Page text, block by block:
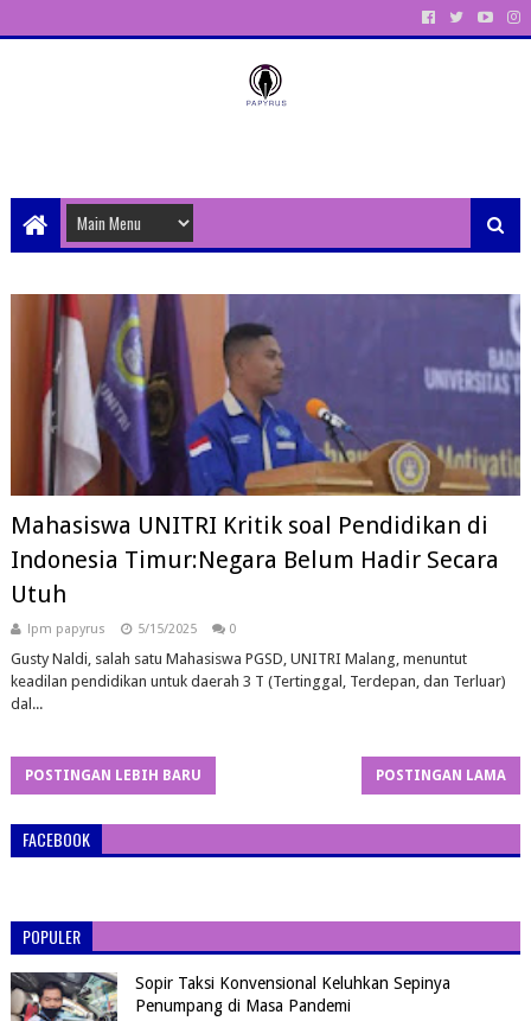
Mahasiswa UNITRI Kritik soal Pendidikan di
Indonesia Timur:Negara Belum Hadir Secara
Utuh
lpm papyrus 5/15/2025 0
Gusty Naldi, salah satu Mahasiswa PGSD, UNITRI Malang, menuntut
keadilan pendidikan untuk daerah 3 T (Tertinggal, Terdepan, dan Terluar)
dal...
POSTINGAN LEBIH BARU POSTINGAN LAMA
FACEBOOK
POPULER
Sopir Taksi Konvensional Keluhkan Sepinya
Penumpang di Masa Pandemi